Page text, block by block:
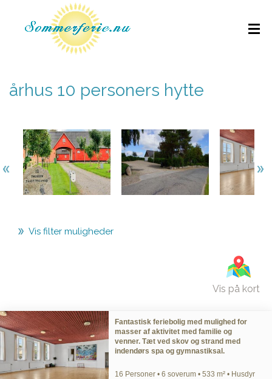
århus 10 personers hytte
Vis filter muligheder
Vis på kort
Fantastisk feriebolig med mulighed for
masser af aktivitet med familie og
venner. Tæt ved skov og strand med
indendørs spa og gymnastiksal.
16 Personer • 6 soverum • 533 m² • Husdyr